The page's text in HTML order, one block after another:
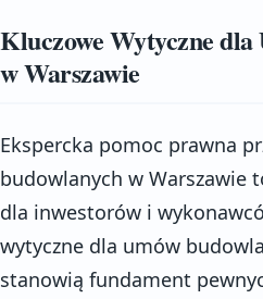
Kluczowe Wytyczne
w Warszawie
Ekspercka pomoc prawna
budowlanych w Warszawie
dla inwestorów i
wytyczne dla umów
stanowią fundament